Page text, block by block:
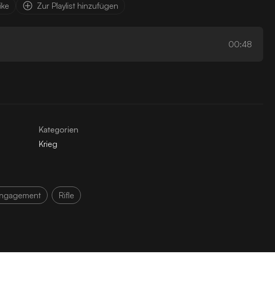
Zur Playlist hinzufügen
00:48
Kategorien
Krieg
Rifle